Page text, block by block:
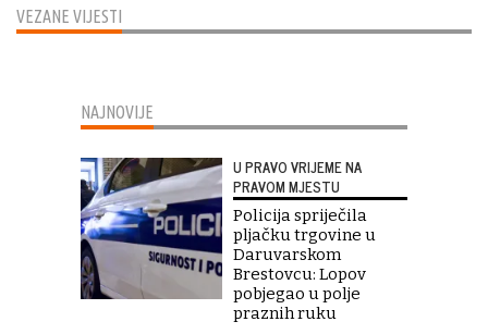
VEZANE VIJESTI
NAJNOVIJE
U PRAVO VRIJEME NA
PRAVOM MJESTU
Policija spriječila
pljačku trgovine u
Daruvarskom
Brestovcu: Lopov
pobjegao u polje
praznih ruku